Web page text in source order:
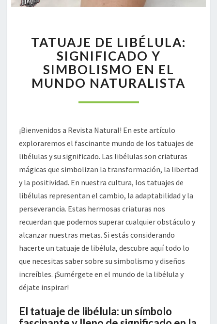
DE
LIBÉLULA:
SIGNIFICADO
Y
SIMBOLISMO
EL
NATURALISTA
TATUAJE DE LIBÉLULA:
SIGNIFICADO Y
SIMBOLISMO EN EL
MUNDO NATURALISTA
¡Bienvenidos a Revista Natural! En este artículo
exploraremos el fascinante mundo de los tatuajes de
libélulas y su significado. Las libélulas son criaturas
mágicas que simbolizan la transformación, la libertad
y la positividad. En nuestra cultura, los tatuajes de
libélulas representan el cambio, la adaptabilidad y la
perseverancia. Estas hermosas criaturas nos
recuerdan que podemos superar cualquier obstáculo y
alcanzar nuestras metas. Si estás considerando
hacerte un tatuaje de libélula, descubre aquí todo lo
que necesitas saber sobre su simbolismo y diseños
increíbles. ¡Sumérgete en el mundo de la libélula y
déjate inspirar!
El tatuaje de libélula: un símbolo